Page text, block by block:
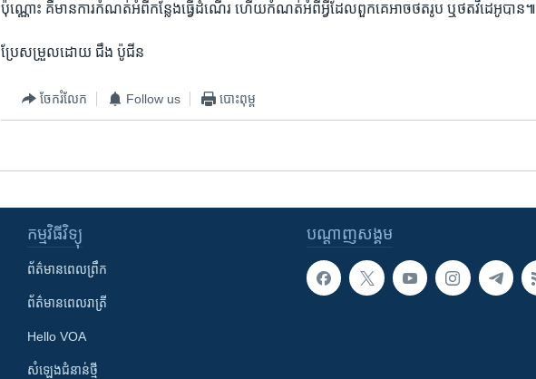
ប៉ុណ្ណោះ​ គឺ​មាន​ការ​កំណត់​អំពី​កន្លែង​ធ្វើ​ដំណើរ ហើយ​កំណត់​អំពី​អ្វី​ដែល​ពួក​គេ​អាច​ថត​រូប ​ឬ​ថត​វីដេអូ​បាន៕
ប្រែ​សម្រួល​ដោយ ជឹង ប៉ូជីន
ចែករំលែក Follow us បោះពុម្ព
បណ្តាញ​សង្គម
កម្មវិធី​វិទ្យុ
ព័ត៌មាន​ពេល​ព្រឹក
ព័ត៌មាន​​ពេល​រាត្រី
Hello VOA
សំឡេង​ជំនាន់​ថ្មី